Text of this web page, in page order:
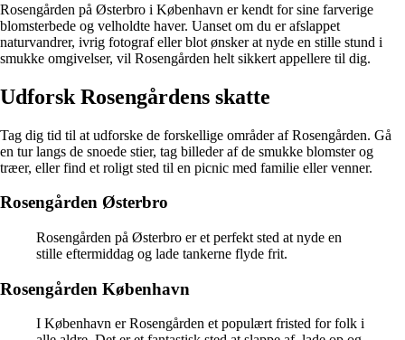
Rosengården på Østerbro i København er kendt for sine farverige
blomsterbede og velholdte haver. Uanset om du er afslappet
naturvandrer, ivrig fotograf eller blot ønsker at nyde en stille stund i
smukke omgivelser, vil Rosengården helt sikkert appellere til dig.
Udforsk Rosengårdens skatte
Tag dig tid til at udforske de forskellige områder af Rosengården. Gå
en tur langs de snoede stier, tag billeder af de smukke blomster og
træer, eller find et roligt sted til en picnic med familie eller venner.
Rosengården Østerbro
Rosengården på Østerbro er et perfekt sted at nyde en
stille eftermiddag og lade tankerne flyde frit.
Rosengården København
I København er Rosengården et populært fristed for folk i